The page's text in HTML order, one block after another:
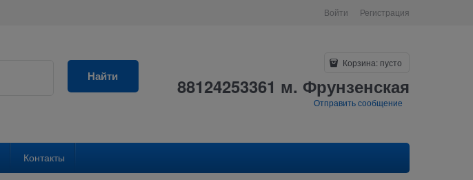
Войти Регистрация
Найти
Корзина: пусто
88124253361 м. Фрунзенская
Отправить сообщение
Контакты